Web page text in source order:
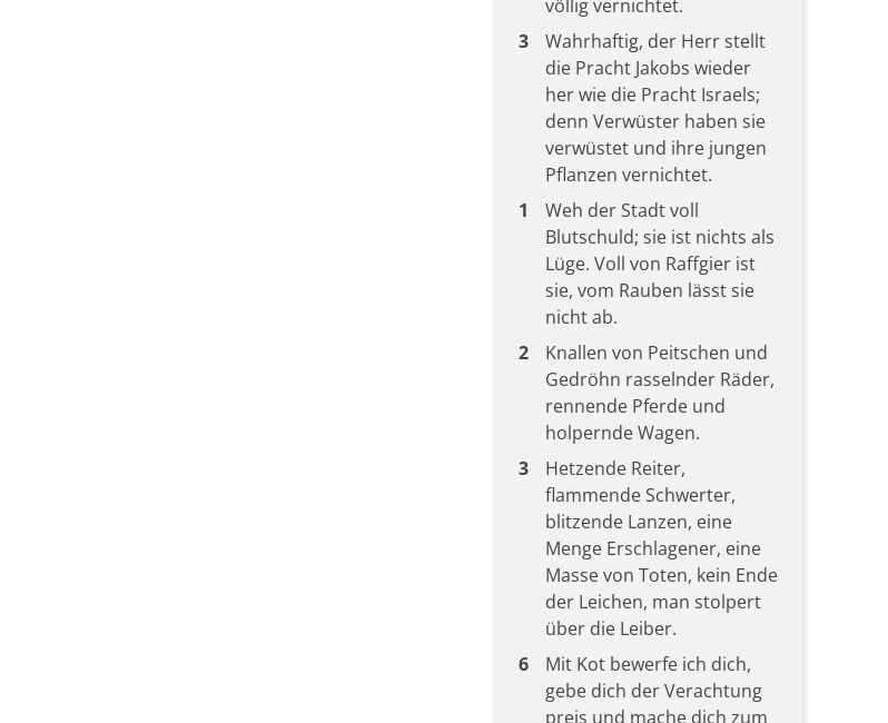
völlig vernichtet.
3
Wahrhaftig, der Herr stellt
die Pracht Jakobs wieder
her wie die Pracht Israels;
denn Verwüster haben sie
verwüstet und ihre jungen
Pflanzen vernichtet.
1
Weh der Stadt voll
Blutschuld; sie ist nichts als
Lüge. Voll von Raffgier ist
sie, vom Rauben lässt sie
nicht ab.
2
Knallen von Peitschen und
Gedröhn rasselnder Räder,
rennende Pferde und
holpernde Wagen.
3
Hetzende Reiter,
flammende Schwerter,
blitzende Lanzen, eine
Menge Erschlagener, eine
Masse von Toten, kein Ende
der Leichen, man stolpert
über die Leiber.
6
Mit Kot bewerfe ich dich,
gebe dich der Verachtung
preis und mache dich zum